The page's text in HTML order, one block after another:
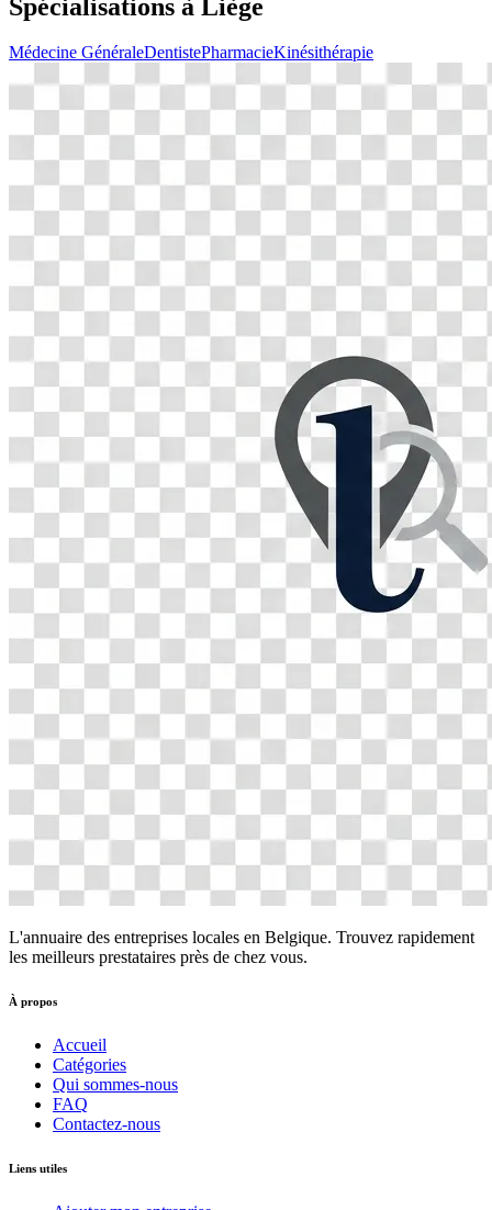
Spécialisations à Liège
Médecine GénéraleDentistePharmacieKinésithérapie
L'annuaire des entreprises locales en Belgique. Trouvez rapidement
les meilleurs prestataires près de chez vous.
À propos
Accueil
Catégories
Qui sommes-nous
FAQ
Contactez-nous
Liens utiles